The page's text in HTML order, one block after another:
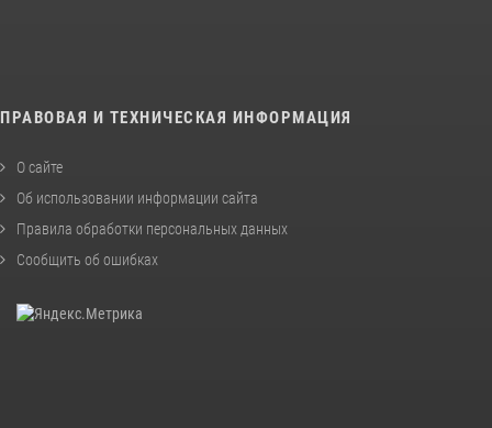
ПРАВОВАЯ И ТЕХНИЧЕСКАЯ ИНФОРМАЦИЯ
О сайте
Об использовании информации сайта
Правила обработки персональных данных
Сообщить об ошибках